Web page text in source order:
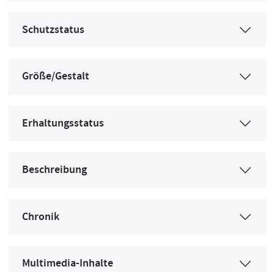
Schutzstatus
Größe/Gestalt
Erhaltungsstatus
Beschreibung
Chronik
Multimedia-Inhalte